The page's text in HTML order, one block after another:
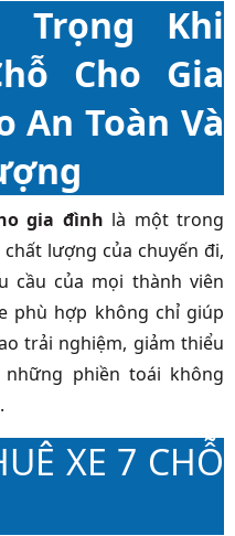
Trọng Khi
Cho Gia
An Toàn Và
gia đình là một trong
lượng của chuyến đi,
cầu của mọi thành viên
phù hợp không chỉ giúp
trải nghiệm, giảm thiểu
phiền toái không
XE 7 CHỖ